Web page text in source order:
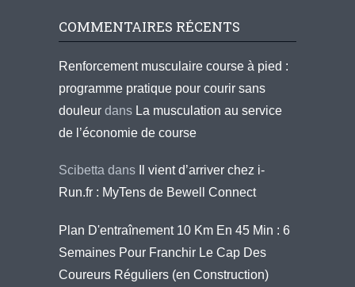
COMMENTAIRES RÉCENTS
Renforcement musculaire course à pied :
programme pratique pour courir sans
douleur dans La musculation au service
de l’économie de course
Scibetta dans
Il vient d’arriver chez i-
Run.fr : MyTens de Bewell Connect
Plan D'entraînement 10 Km En 45 Min : 6
Semaines Pour Franchir Le Cap Des
Coureurs Réguliers (en Construction)